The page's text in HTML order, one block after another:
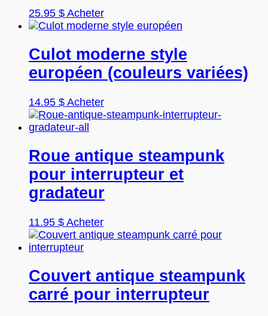
sur
la
du
produit
25.95 $ AcheterCe
produit
plusieurs
variations.
Les
peuvent
être
la
page
du
produit
Culot moderne style
européen (couleurs variées)
14.95 $ AcheterCe
produit
variations.
Les
options
peuvent
être
la
produit
Roue antique steampunk
pour interrupteur et
gradateur
11.95 $ AcheterCe
produit
variations.
Les
options
Couvert antique steampunk
carré pour interrupteur